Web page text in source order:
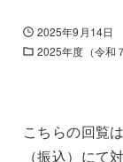
2025年9月14日
2025年度（令和
こちらの回覧
（振込）にて